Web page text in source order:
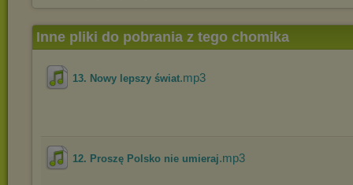
Inne pliki do pobrania z tego chomika
13. Nowy lepszy świat.mp3
12. Proszę Polsko nie umieraj.mp3